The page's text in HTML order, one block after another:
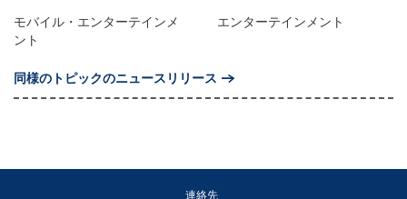
モバイル・エンターテインメ
ント
エンターテインメント
同様のトピックのニュースリリース
連絡先